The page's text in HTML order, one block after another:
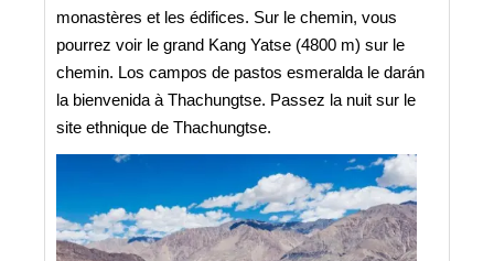
monastères et les édifices. Sur le chemin, vous
pourrez voir le grand Kang Yatse (4800 m) sur le
chemin. Los campos de pastos esmeralda le darán
la bienvenida à Thachungtse. Passez la nuit sur le
site ethnique de Thachungtse.